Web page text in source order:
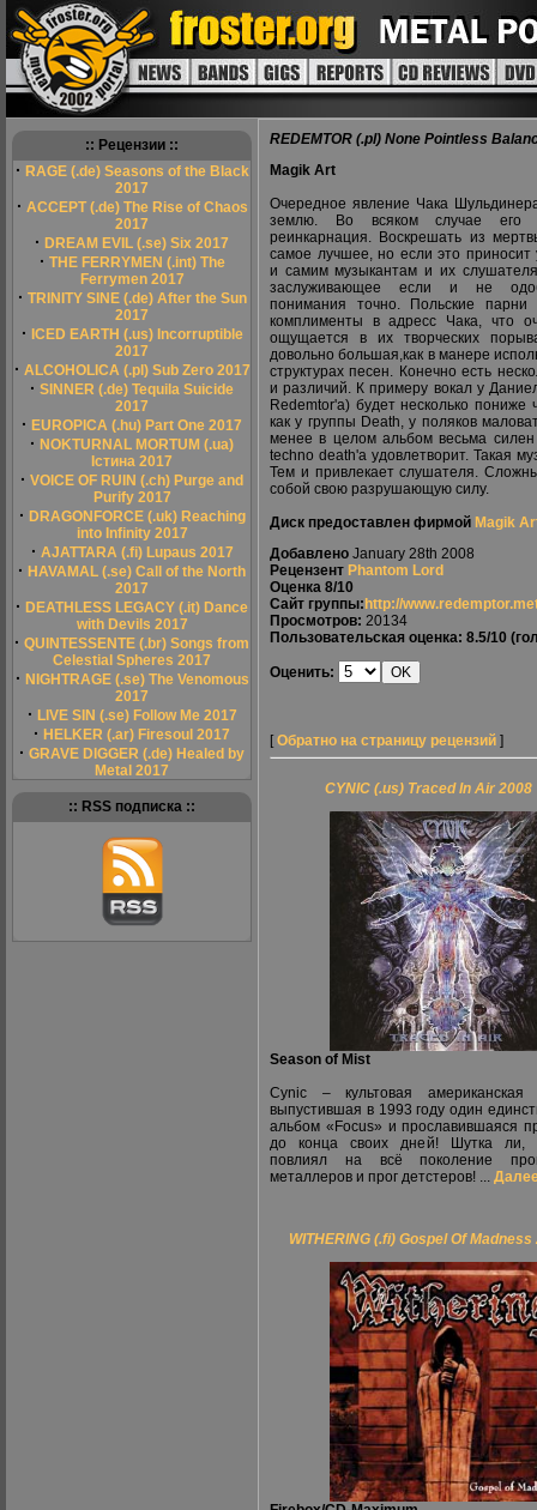
:: Рецензии ::
· RAGE (.de) Seasons of the Black
2017
· ACCEPT (.de) The Rise of Chaos
2017
· DREAM EVIL (.se) Six 2017
· THE FERRYMEN (.int) The
Ferrymen 2017
· TRINITY SINE (.de) After the Sun
2017
· ICED EARTH (.us) Incorruptible
2017
· ALCOHOLICA (.pl) Sub Zero 2017
· SINNER (.de) Tequila Suicide
2017
· EUROPICA (.hu) Part One 2017
· NOKTURNAL MORTUM (.ua)
Істина 2017
· VOICE OF RUIN (.ch) Purge and
Purify 2017
· DRAGONFORCE (.uk) Reaching
into Infinity 2017
· AJATTARA (.fi) Lupaus 2017
· HAVAMAL (.se) Call of the North
2017
· DEATHLESS LEGACY (.it) Dance
with Devils 2017
· QUINTESSENTE (.br) Songs from
Celestial Spheres 2017
· NIGHTRAGE (.se) The Venomous
2017
· LIVE SIN (.se) Follow Me 2017
· HELKER (.ar) Firesoul 2017
· GRAVE DIGGER (.de) Healed by
Metal 2017
:: RSS подписка ::
REDEMTOR (.pl) None Pointless
Magik Art
Очередное явление Чака
землю. Во всяком случае его
реинкарнация. Воскрешать из
самое лучшее, но если это приносит
и самим музыкантам и их
заслуживающее если и не
понимания точно. Польские
комплименты в адресс Чака, что
ощущается в их творческих
довольно большая,как в манере
структурах песен. Конечно есть
и различий. К примеру вокал у
Redemtor'а) будет несколько пониже
как у группы Death, у поляков
менее в целом альбом весьма
techno death'а удовлетворит. Такая
Тем и привлекает слушателя.
собой свою разрушающую силу.
Диск предоставлен фирмой Magik
Добавлено January 28th 2008
Рецензент Phantom Lord
Оценка 8/10
Сайт группы: http://
Просмотров: 20134
Пользовательская оценка: 8.5/10
Оценить:
[Обратно на страницу рецензий ]
CYNIC (.us) Traced In Air 2008
Season of Mist
Cynic – культовая американская
выпустившая в 1993 году один
альбом «Focus» и прославившаяся
до конца своих дней! Шутка ли,
повлиял на всё поколение
металлеров и прог детстеров! ...
WITHERING (.fi) Gospel Of Madness